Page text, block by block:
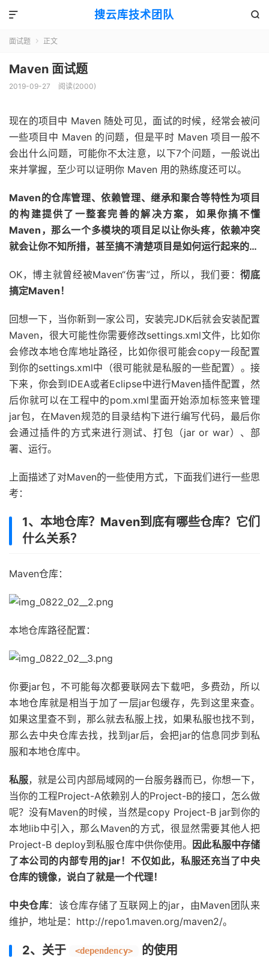
搜云库技术团队 

面试题  正文
Maven 面试题
2019-09-27 阅读(2000)
现在的项目中 Maven 随处可见，面试的时候，经常会被问
一些项目中 Maven 的问题，但是平时 Maven 项目一般不
会出什么问题，可能你不太注意，以下7个问题，一般说出
来并掌握，至少可以证明你 Maven 用的熟练度还可以。
Maven的仓库管理、依赖管理、继承和聚合等特性为项目
的构建提供了一整套完善的解决方案，如果你搞不懂
Maven，那么一个多模块的项目足以让你头疼，依赖冲突
就会让你不知所措，甚至搞不清楚项目是如何运行起来的…
OK，博主就曾经被Maven“伤害”过，所以，我们要：彻底
搞定Maven！
回想一下，当你新到一家公司，安装完JDK后就会安装配置
Maven，很大可能性你需要修改settings.xml文件，比如你
会修改本地仓库地址路径，比如你很可能会copy一段配置
到你的settings.xml中（很可能就是私服的一些配置）。接
下来，你会到IDEA或者Eclipse中进行Maven插件配置，然
后你就可以在工程中的pom.xml里面开始添加标签来管理
jar包，在Maven规范的目录结构下进行编写代码，最后你
会通过插件的方式来进行测试、打包（jar or war）、部
署、运行。
上面描述了对Maven的一些使用方式，下面我们进行一些思
考：
1、本地仓库？Maven到底有哪些仓库？它们
什么关系？
Maven仓库：
本地仓库路径配置：
你要jar包，不可能每次都要联网去下载吧，多费劲，所以
本地仓库就是相当于加了一层jar包缓存，先到这里来查。
如果这里查不到，那么就去私服上找，如果私服也找不到，
那么去中央仓库去找，找到jar后，会把jar的信息同步到私
服和本地仓库中。
私服，就是公司内部局域网的一台服务器而已，你想一下，
当你的工程Project-A依赖别人的Project-B的接口，怎么做
呢？没有Maven的时候，当然是copy Project-B jar到你的
本地lib中引入，那么Maven的方式，很显然需要其他人把
Project-B deploy到私服仓库中供你使用。
因此私服中存储
了本公司的内部专用的jar！不仅如此，私服还充当了中央
仓库的镜像，说白了就是一个代理！
中央仓库：该仓库存储了互联网上的jar，由Maven团队来
维护，地址是：http://repo1.maven.org/maven2/。
2、关于 <dependency> 的使用